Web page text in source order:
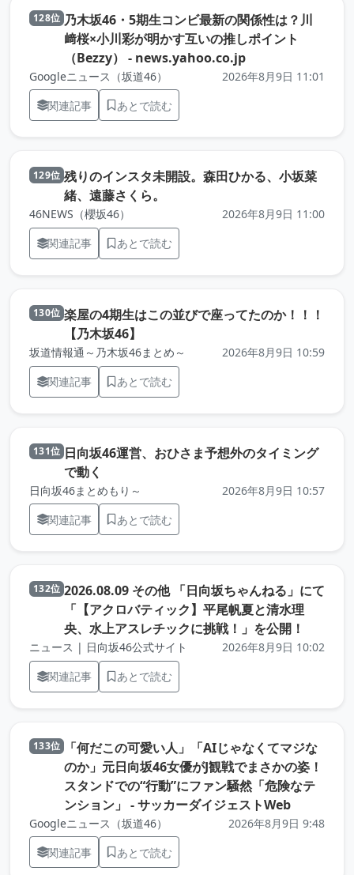
128位 乃木坂46・5期生コンビ最新の関係性は？川
﨑桜×小川彩が明かす互いの推しポイント
（Bezzy） - news.yahoo.co.jp（元記事を新しい
Googleニュース（坂道46）
2026年8月9日 11:01
関連記事
あとで読む
129位 残りのインスタ未開設。森田ひかる、小坂菜
緒、遠藤さくら。
46NEWS（櫻坂46）
2026年8月9日 11:00
関連記事
あとで読む
130位 楽屋の4期生はこの並びで座ってたのか！！！
【乃木坂46】
坂道情報通～乃木坂46まとめ～
2026年8月9日 10:59
関連記事
あとで読む
131位 日向坂46運営、おひさま予想外のタイミング
で動く
日向坂46まとめもり～
2026年8月9日 10:57
関連記事
あとで読む
132位 2026.08.09 その他 「日向坂ちゃんねる」にて
「【アクロバティック】平尾帆夏と清水理
央、水上アスレチックに挑戦！」を公開！
ニュース | 日向坂46公式サイト
2026年8月9日 10:02
関連記事
あとで読む
133位
「何だこの可愛い人」「AIじゃなくてマジな
のか」元日向坂46女優がJ観戦でまさかの姿！
スタンドでの“行動”にファン騒然「危険なテ
ンション」 - サッカーダイジェストWeb（元記事
Googleニュース（坂道46）
2026年8月9日 9:48
関連記事
あとで読む